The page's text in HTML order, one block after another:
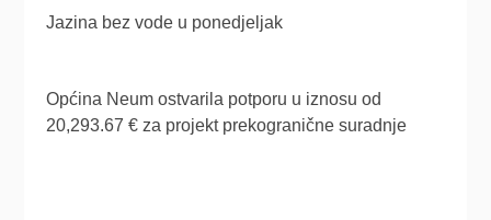
Jazina bez vode u ponedjeljak
Općina Neum ostvarila potporu u iznosu od
20,293.67 € za projekt prekogranične suradnje